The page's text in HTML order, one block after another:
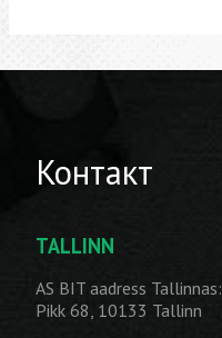
Контакт
TALLINN
AS BIT aadress Tallinnas:
Pikk 68, 10133 Tallinn